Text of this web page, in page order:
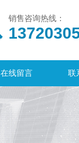
销售咨询热线：
在线留言 联